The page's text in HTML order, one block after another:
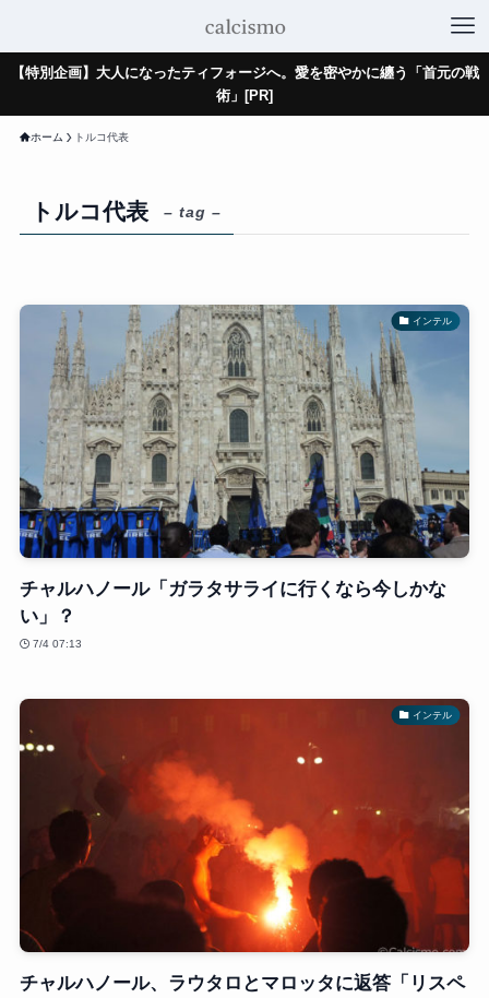
【特別企画】大人になったティフォージへ。愛を密やかに纏う「首元の戦
術」[PR]
ホーム トルコ代表
トルコ代表 – tag –
インテル
チャルハノール「ガラタサライに行くなら今しかな
い」？
7/4 07:13
インテル
チャルハノール、ラウタロとマロッタに返答「リスペ